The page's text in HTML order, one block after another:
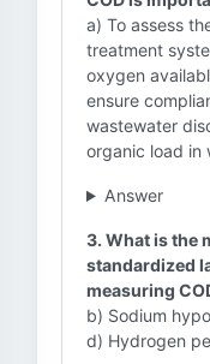
a) To assess
treatment
oxygen
ensure
wastewater
organic load in
Answer
3. What is the
standardized
measuring
b) Sodium
d) Hydrogen